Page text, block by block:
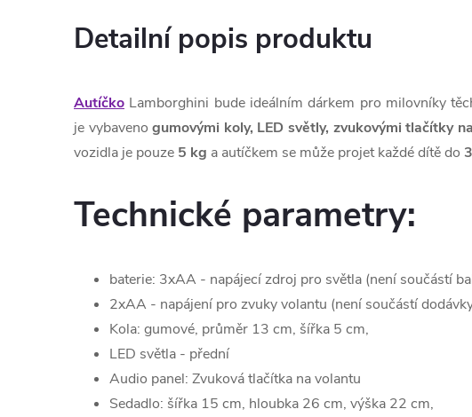
Detailní popis produktu
Autíčko Lamborghini bude ideálním dárkem pro milovníky
je vybavenogumovými koly, LED světly, zvukovými tlačítky
vozidla je pouze 5 kg a autíčkem se může projet každé dítě do
Technické parametry:
baterie: 3xAA - napájecí zdroj pro světla (není součástí
2xAA - napájení pro zvuky volantu (není součástí
Kola: gumové, průměr 13 cm, šířka 5 cm,
LED světla - přední
Audio panel: Zvuková tlačítka na volantu
Sedadlo: šířka 15 cm, hloubka 26 cm, výška 22 cm,